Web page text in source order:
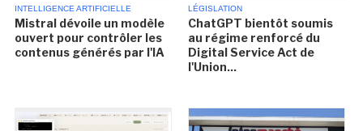
INTELLIGENCE ARTIFICIELLE
Mistral dévoile un modèle
ouvert pour contrôler les
contenus générés par l'IA
LÉGISLATION
ChatGPT bientôt soumis
au régime renforcé du
Digital Service Act de
l'Union...